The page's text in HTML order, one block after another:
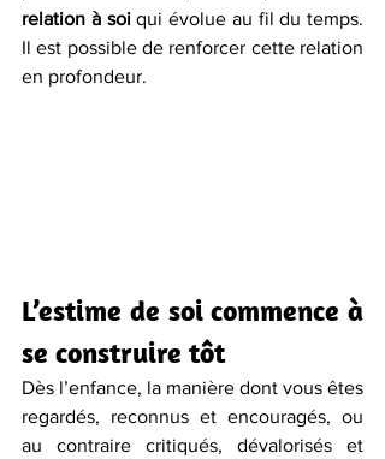
relation à soi qui évolue au fil du temps.
Il est possible de renforcer cette relation
en profondeur.
L’estime de soi commence à
se construire tôt
Dès l’enfance, la manière dont vous êtes
regardés, reconnus et encouragés, ou
au contraire critiqués, dévalorisés et